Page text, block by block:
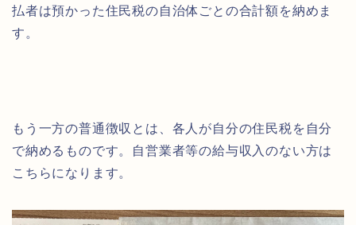
払者は預かった住民税の自治体ごとの合計額を納めま
す。
もう一方の普通徴収とは、各人が自分の住民税を自分
で納めるものです。自営業者等の給与収入のない方は
こちらになります。